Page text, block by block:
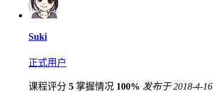
Suki
正式用户
课程评分 5 掌握情况 100% 发布于 2018-4-16